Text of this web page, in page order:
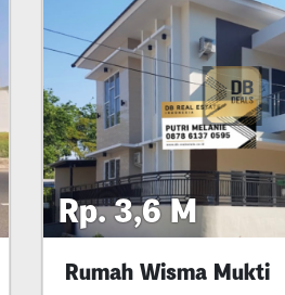
Rp. 3,6 M
Rumah Wisma Mukti